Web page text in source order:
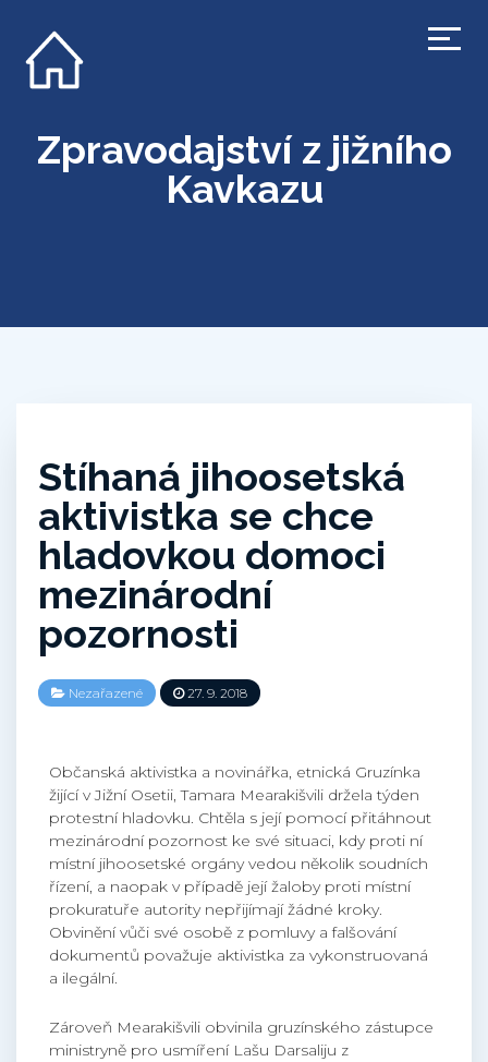
Zpravodajství z jižního
Kavkazu
Stíhaná jihoosetská
aktivistka se chce
hladovkou domoci
mezinárodní
pozornosti
Nezařazené 27. 9. 2018
Občanská aktivistka a novinářka, etnická Gruzínka
žijící v Jižní Osetii, Tamara Mearakišvili držela týden
protestní hladovku. Chtěla s její pomocí přitáhnout
mezinárodní pozornost ke své situaci, kdy proti ní
místní jihoosetské orgány vedou několik soudních
řízení, a naopak v případě její žaloby proti místní
prokuratuře autority nepřijímají žádné kroky.
Obvinění vůči své osobě z pomluvy a falšování
dokumentů považuje aktivistka za vykonstruovaná
a ilegální.
Zároveň Mearakišvili obvinila gruzínského zástupce
ministryně pro usmíření Lašu Darsaliju z